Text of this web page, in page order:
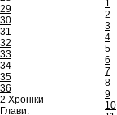
29
30
31
32
33
34
35
36
2 Хроніки
Глави:
1
2
3
4
5
6
7
8
9
10